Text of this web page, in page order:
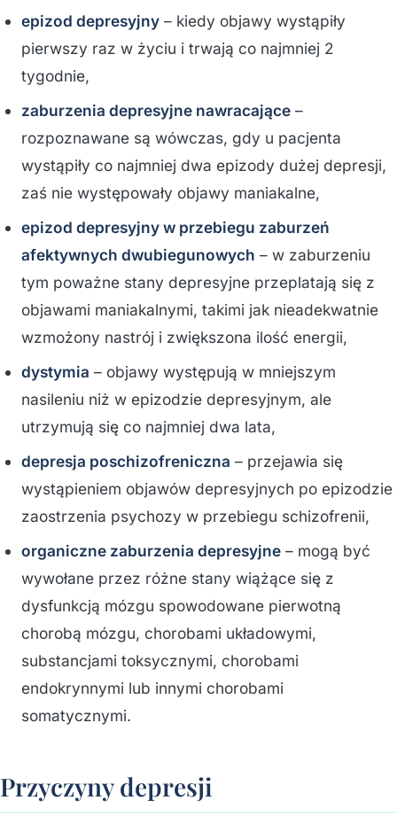
epizod depresyjny – kiedy objawy wystąpiły
pierwszy raz w życiu i trwają co najmniej 2
tygodnie,
zaburzenia depresyjne nawracające –
rozpoznawane są wówczas, gdy u pacjenta
wystąpiły co najmniej dwa epizody dużej depresji,
zaś nie występowały objawy maniakalne,
epizod depresyjny w przebiegu zaburzeń
afektywnych dwubiegunowych – w zaburzeniu
tym poważne stany depresyjne przeplatają się z
objawami maniakalnymi, takimi jak nieadekwatnie
wzmożony nastrój i zwiększona ilość energii,
dystymia – objawy występują w mniejszym
nasileniu niż w epizodzie depresyjnym, ale
utrzymują się co najmniej dwa lata,
depresja poschizofreniczna – przejawia się
wystąpieniem objawów depresyjnych po epizodzie
zaostrzenia psychozy w przebiegu schizofrenii,
organiczne zaburzenia depresyjne – mogą być
wywołane przez różne stany wiążące się z
dysfunkcją mózgu spowodowane pierwotną
chorobą mózgu, chorobami układowymi,
substancjami toksycznymi, chorobami
endokrynnymi lub innymi chorobami
somatycznymi.
Przyczyny depresji